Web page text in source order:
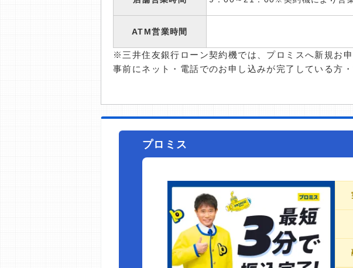
ATM営業時間
※三井住友銀行ローン契約機では、プロミスへ新規お申
事前にネット・電話でのお申し込みが完了している方
プロミス